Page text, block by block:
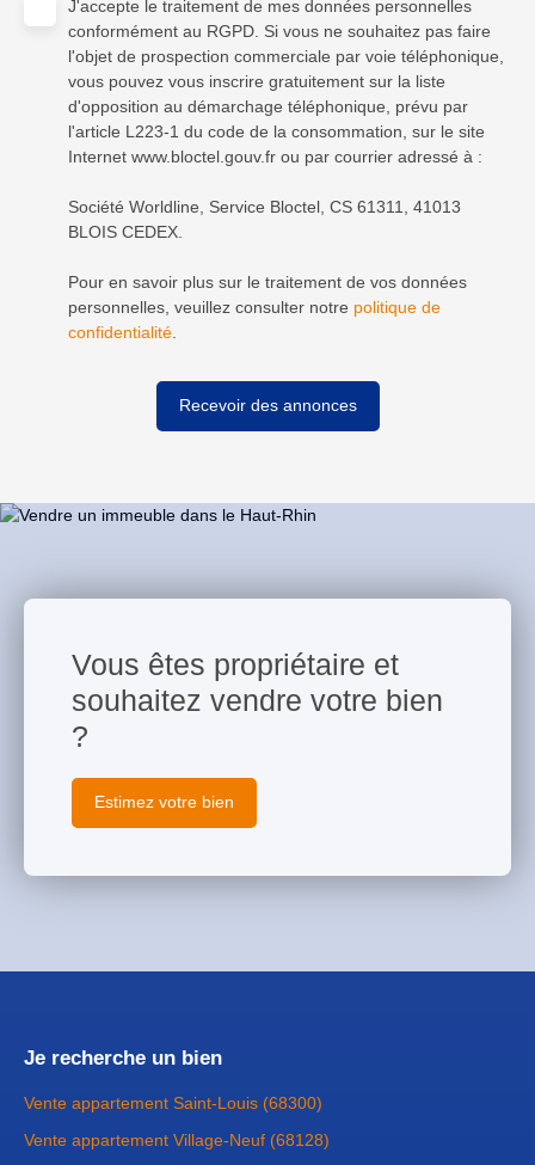
J'accepte le traitement de mes données personnelles
conformément au RGPD. Si vous ne souhaitez pas faire
l'objet de prospection commerciale par voie téléphonique,
vous pouvez vous inscrire gratuitement sur la liste
d'opposition au démarchage téléphonique, prévu par
l'article L223-1 du code de la consommation, sur le site
Internet www.bloctel.gouv.fr ou par courrier adressé à :
Société Worldline, Service Bloctel, CS 61311, 41013
BLOIS CEDEX.
Pour en savoir plus sur le traitement de vos données
personnelles, veuillez consulter notre politique de
confidentialité
Recevoir des annonces
Vous êtes propriétaire et
souhaitez vendre votre bien
?
Estimez votre bien
Je recherche un bien
Vente appartement Saint-Louis (68300)
Vente appartement Village-Neuf (68128)